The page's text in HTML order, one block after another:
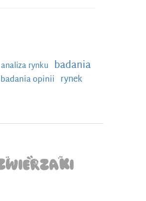
analiza rynku badania
badania opinii rynek